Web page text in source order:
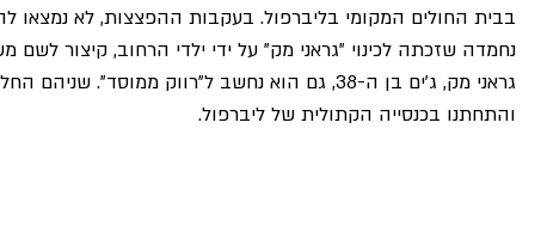
בבית החולים המקומי בליברפול. בעקבות ההפצצות, לא נמצאו
נחמדה שזכתה לכינוי "גראני מק" על ידי ילדי הרחוב, קיצור
גראני מק, ג'ים בן ה-38, גם הוא נחשב ל"רווק ממוסד".
והתחתנו בכנסייה הקתולית של ליברפול.